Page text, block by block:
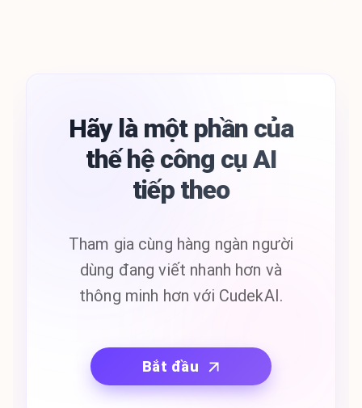
Hãy là một phần của
thế hệ công cụ AI
tiếp theo
Tham gia cùng hàng ngàn người
dùng đang viết nhanh hơn và
thông minh hơn với CudekAI.
Bắt đầu